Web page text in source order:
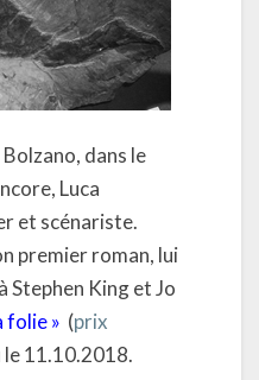
dans le
Luca
et scénariste.
premier roman, lui
Stephen King et Jo
folie » (prix
le 11.10.2018.